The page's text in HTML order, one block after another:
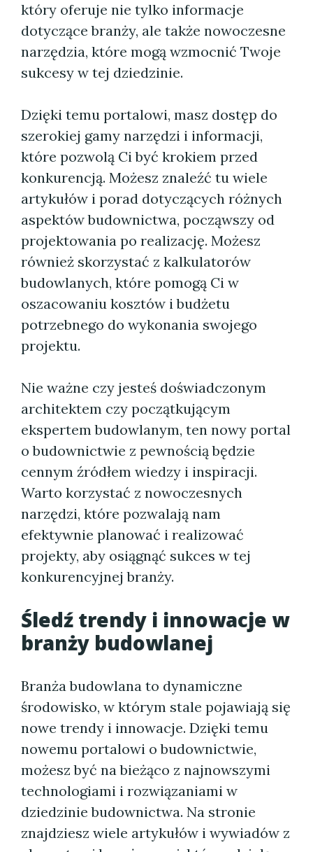
który oferuje nie tylko informacje
dotyczące branży, ale także nowoczesne
narzędzia, które mogą wzmocnić Twoje
sukcesy w tej dziedzinie.
Dzięki temu portalowi, masz dostęp do
szerokiej gamy narzędzi i informacji,
które pozwolą Ci być krokiem przed
konkurencją. Możesz znaleźć tu wiele
artykułów i porad dotyczących różnych
aspektów budownictwa, począwszy od
projektowania po realizację. Możesz
również skorzystać z kalkulatorów
budowlanych, które pomogą Ci w
oszacowaniu kosztów i budżetu
potrzebnego do wykonania swojego
projektu.
Nie ważne czy jesteś doświadczonym
architektem czy początkującym
ekspertem budowlanym, ten nowy portal
o budownictwie z pewnością będzie
cennym źródłem wiedzy i inspiracji.
Warto korzystać z nowoczesnych
narzędzi, które pozwalają nam
efektywnie planować i realizować
projekty, aby osiągnąć sukces w tej
konkurencyjnej branży.
Śledź trendy i innowacje w
branży budowlanej
Branża budowlana to dynamiczne
środowisko, w którym stale pojawiają się
nowe trendy i innowacje. Dzięki temu
nowemu portalowi o budownictwie,
możesz być na bieżąco z najnowszymi
technologiami i rozwiązaniami w
dziedzinie budownictwa. Na stronie
znajdziesz wiele artykułów i wywiadów z